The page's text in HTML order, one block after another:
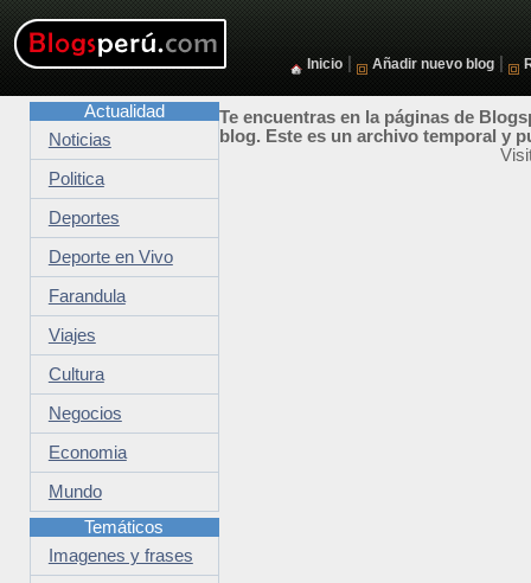
Inicio Añadir nuevo blog
Te encuentras en la páginas de
blog. Este es un archivo temporal y
Actualidad
Noticias
Politica
Deportes
Deporte en Vivo
Farandula
Viajes
Cultura
Negocios
Economia
Mundo
Temáticos
Imagenes y frases